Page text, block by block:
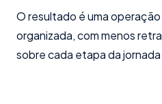
O resultado é uma operação
organizada, com menos
sobre cada etapa da